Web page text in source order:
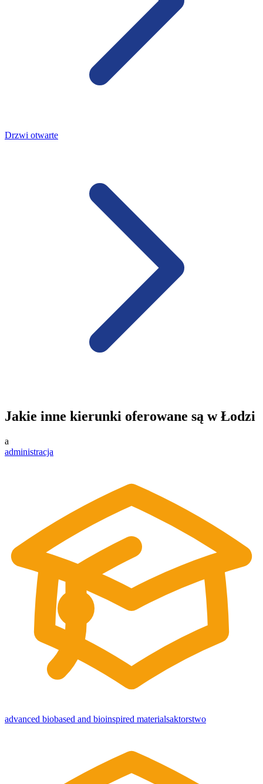
Drzwi otwarte
Jakie inne kierunki oferowane są w Łodzi
a
administracja
advanced biobased and bioinspired materialsaktorstwo